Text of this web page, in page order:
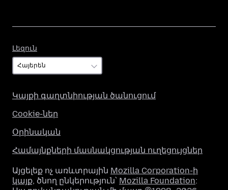
Լեզուն
Կայքի գաղտնիության ծանուցում
Cookie-ներ
Օրինական
Համայնքների մասնակցության ուղեցույցներ
Այցելեք ոչ առևտրային Mozilla Corporation-ի
կայք, ծնող ընկերություն՝ Mozilla Foundation: